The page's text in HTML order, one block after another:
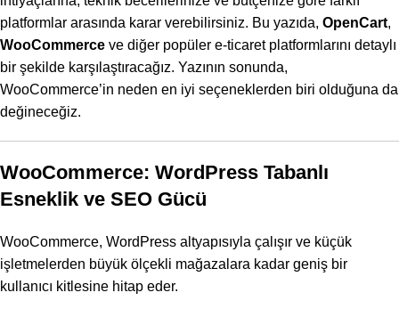
platformlar arasında karar verebilirsiniz. Bu yazıda, OpenCart,
WooCommerce ve diğer popüler e-ticaret platformlarını detaylı
bir şekilde karşılaştıracağız. Yazının sonunda,
WooCommerce’in neden en iyi seçeneklerden biri olduğuna da
değineceğiz.
WooCommerce: WordPress Tabanlı
Esneklik ve SEO Gücü
WooCommerce, WordPress altyapısıyla çalışır ve küçük
işletmelerden büyük ölçekli mağazalara kadar geniş bir
kullanıcı kitlesine hitap eder.